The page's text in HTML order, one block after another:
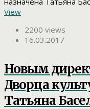
View
2200 views
16.03.2017
Новым
Дворца
Татьяна